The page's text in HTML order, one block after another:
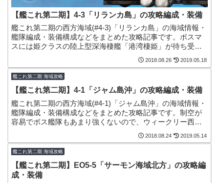
【艦これ第二期】4-3「リランカ島」の攻略編成・装備
艦これ第二期の西方海域(#4-3)「リランカ島」の海域情報・
艦隊編成・装備構成などをまとめた攻略記事です。ボスマ
スには姫クラスの陸上型深海棲艦「港湾棲姫」が待ち受け
2018.08.26 2019.05.18
艦これ第二期 海域攻略
【艦これ第二期】4-1「ジャム島沖」の攻略編成・装備
艦これ第二期の西方海域(#4-1)「ジャム島沖」の海域情報・
艦隊編成・装備構成などをまとめた攻略記事です。制空が
容易でボス艦隊もあまり強くないので、ウィークリー西方
海域任務の消化にも使える海域となっています。
2018.08.24 2019.05.14
艦これ第二期 海域攻略
【艦これ第二期】EO5-5「サーモン海域北方」の攻略編
成・装備